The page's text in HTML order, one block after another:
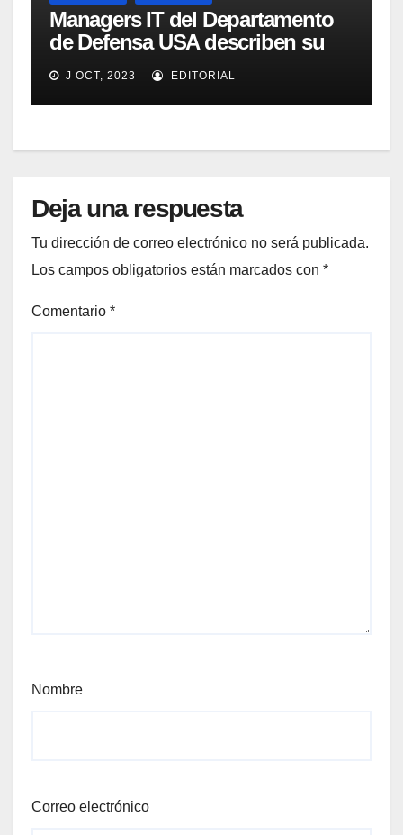
Managers IT del Departamento
de Defensa USA describen su
implementación SOA
J OCT, 2023 EDITORIAL
Deja una respuesta
Tu dirección de correo electrónico no será publicada.
Los campos obligatorios están marcados con *
Comentario *
Nombre
Correo electrónico